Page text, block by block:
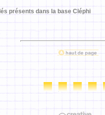
présents dans la base Cléphi